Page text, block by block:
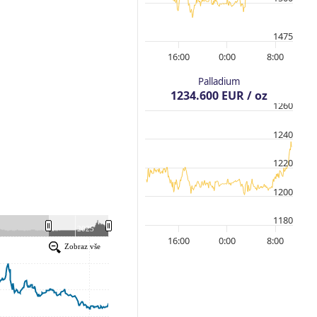
16:00 0:00 8:00
1475
Palladium
1234.600 EUR / oz
16:00 0:00 8:00
1180
1200
1220
1240
1260